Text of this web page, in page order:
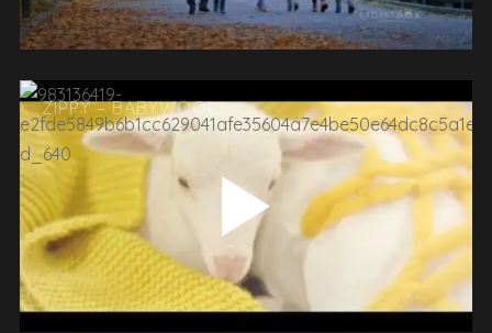
ZIPPY – BABYWOOL